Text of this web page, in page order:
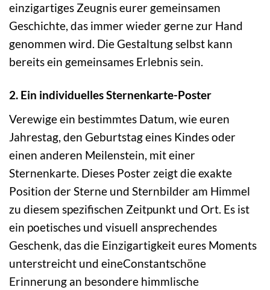
einzigartiges Zeugnis eurer gemeinsamen
Geschichte, das immer wieder gerne zur Hand
genommen wird. Die Gestaltung selbst kann
bereits ein gemeinsames Erlebnis sein.
2. Ein individuelles Sternenkarte-Poster
Verewige ein bestimmtes Datum, wie euren
Jahrestag, den Geburtstag eines Kindes oder
einen anderen Meilenstein, mit einer
Sternenkarte. Dieses Poster zeigt die exakte
Position der Sterne und Sternbilder am Himmel
zu diesem spezifischen Zeitpunkt und Ort. Es ist
ein poetisches und visuell ansprechendes
Geschenk, das die Einzigartigkeit eures Moments
unterstreicht und eineConstantschöne
Erinnerung an besondere himmlische